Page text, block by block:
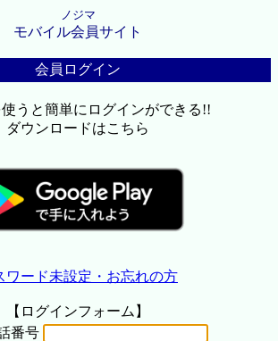
ノジマ
モバイル会員サイト
会員ログイン
うと簡単にログインができる!!
ダウンロードはこちら
ワード未設定・お忘れの方
【ログインフォーム】
番号